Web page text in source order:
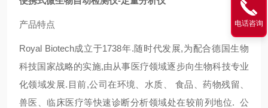
产品特点
Royal Biotech成立于1738年.随时代发展,为配合德国生物
科技国家战略的实施,由从事医疗领域逐步向生物科技专业
化领域发展.目前,公司在环境、水质、 食品、药物残留、
兽医、临床医疗等快速诊断分析领域处在较前列地位. 公
电话咨询